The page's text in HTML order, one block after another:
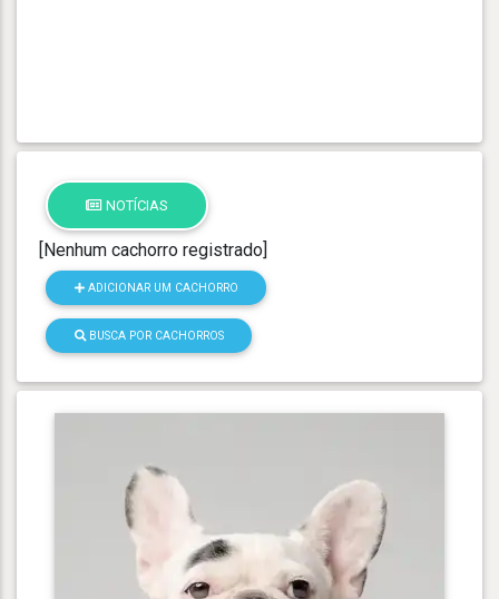
NOTÍCIAS
[Nenhum cachorro registrado]
ADICIONAR UM CACHORRO
BUSCA POR CACHORROS